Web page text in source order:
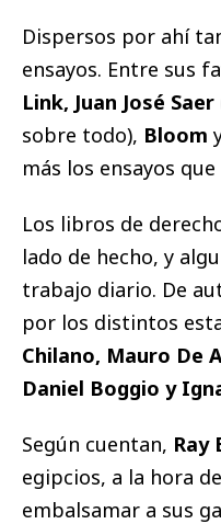
Dispersos por ahí
ensayos. Entre sus
Link, Juan José Saer
sobre todo), Bloom
más los ensayos
Los libros de
lado de hecho, y
trabajo diario. De
por los distintos
Chilano, Mauro De
Daniel Boggio y
Según cuentan, Ray
egipcios, a la hora
embalsamar a sus